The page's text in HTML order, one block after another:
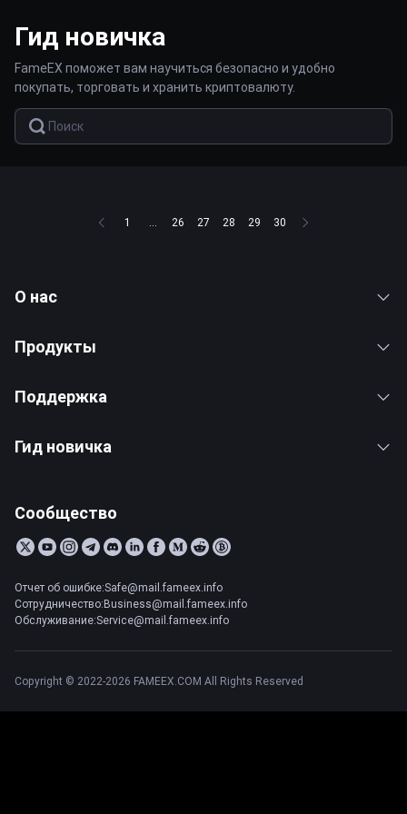
Гид новичка
FameEX поможет вам научиться безопасно и удобно
покупать, торговать и хранить криптовалюту.
1 ... 26 27 28 29 30
О нас
Продукты
Поддержка
Гид новичка
Сообщество
Отчет об ошибке:Safe@mail.fameex.info
Сотрудничество:Business@mail.fameex.info
Обслуживание:Service@mail.fameex.info
Copyright © 2022-2026 FAMEEX.COM All Rights Reserved